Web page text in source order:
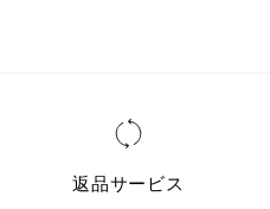
返品サービス